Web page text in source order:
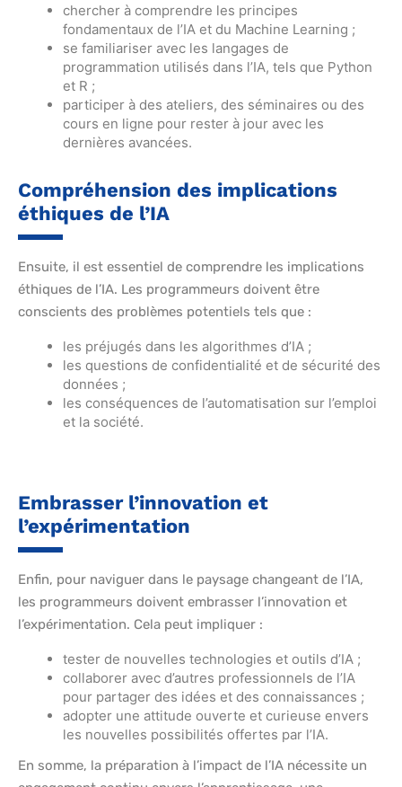
chercher à comprendre les principes
fondamentaux de l’IA et du Machine Learning ;
se familiariser avec les langages de
programmation utilisés dans l’IA, tels que Python
et R ;
participer à des ateliers, des séminaires ou des
cours en ligne pour rester à jour avec les
dernières avancées.
Compréhension des implications
éthiques de l’IA
Ensuite, il est essentiel de comprendre les implications
éthiques de l’IA. Les programmeurs doivent être
conscients des problèmes potentiels tels que :
les préjugés dans les algorithmes d’IA ;
les questions de confidentialité et de sécurité des
données ;
les conséquences de l’automatisation sur l’emploi
et la société.
Embrasser l’innovation et
l’expérimentation
Enfin, pour naviguer dans le paysage changeant de l’IA,
les programmeurs doivent embrasser l’innovation et
l’expérimentation. Cela peut impliquer :
tester de nouvelles technologies et outils d’IA ;
collaborer avec d’autres professionnels de l’IA
pour partager des idées et des connaissances ;
adopter une attitude ouverte et curieuse envers
les nouvelles possibilités offertes par l’IA.
En somme, la préparation à l’impact de l’IA nécessite un